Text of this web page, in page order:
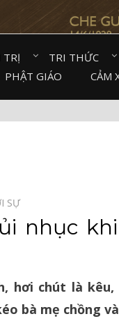
TRI THỨC⠀
PHẬT GIÁO⠀
CẢM
SỰ⠀
nhục
hơi chút là
bà mẹ chồng